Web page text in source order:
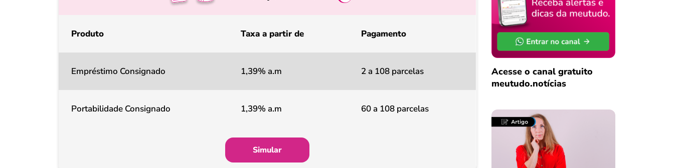
Produto Taxa a partir de Pagamento
Empréstimo Consignado 1,39% a.m 2 a 108 parcelas
Portabilidade Consignado 1,39% a.m 60 a 108 parcelas
Simular
Acesse o canal gratuito
meutudo.notícias